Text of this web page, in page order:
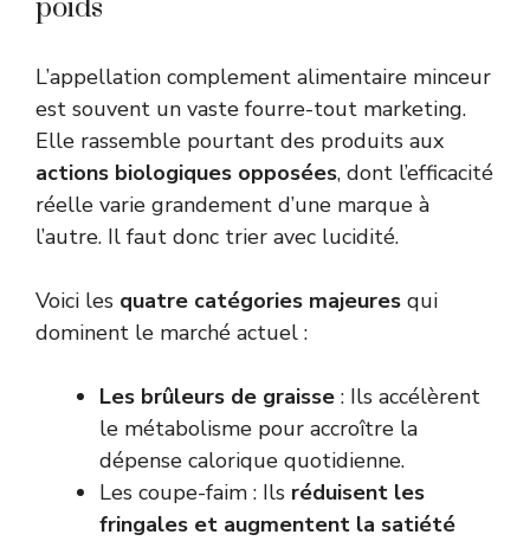
poids
L’appellation complement alimentaire minceur
est souvent un vaste fourre-tout marketing.
Elle rassemble pourtant des produits aux
actions biologiques opposées, dont l’efficacité
réelle varie grandement d’une marque à
l’autre. Il faut donc trier avec lucidité.
Voici les quatre catégories majeures qui
dominent le marché actuel :
Les brûleurs de graisse : Ils accélèrent
le métabolisme pour accroître la
dépense calorique quotidienne.
Les coupe-faim : Ils réduisent les
fringales et augmentent la satiété